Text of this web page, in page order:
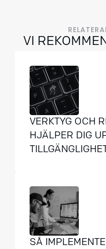
VI
VERKTYG OCH
HJÄLPER DIG
SÅ